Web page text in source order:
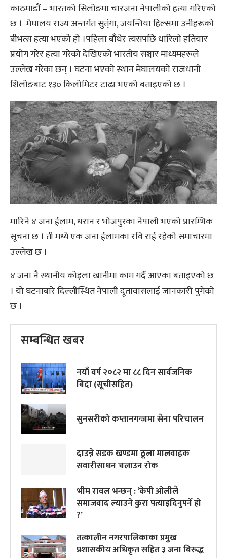
काठमाडौं–भारतको सिलोङमा चारजना नेपालीको हत्या गरिएको
छ । मेघालय राज्य अन्तर्गत सुत्ंगा, जयन्तिया हिल्समा उनीहरूकाे
बीभत्स हत्या भएको हो ।पहिला बाँधेर त्यसपछि धारिलो हतियार
प्रयोग गरेर हत्या गरेको देखिएको भारतीय सञ्चार माध्यमहरूले
उल्लेख गरेका छन् । घटना भएको स्थान मेघालयको राजधानी
शिलोङबाट १३० किलोमिटर टाढा भएको बताइएको छ ।
मारिने ४ जना ईलाम, धरान र भोजपुरका नेपाली भएको प्रारम्भिक
सूचना छ । ती मध्ये एक जना ईलामका रवि राई रहेकाे समाचारमा
उल्लेख छ ।
४ जना नै स्थानीय कोइला खानीमा काम गर्दै आएका बताइएको छ
। यो घटनाबारे दिल्लीस्थित नेपाली दूतावासलाई जानकारी पुगेको
छ ।
सम्बन्धित खबर
नयाँ वर्ष २०८२ मा ८८ दिन सार्वजनिक
बिदा (सूचीसहित)
सुनसरीको कप्तानगन्जमा सेना परिचालन
दाउन्ने सडक खण्डमा ठूला मालवाहक
सवारीसाधन चलाउन रोक
भीम रावल भन्छन् : ‘केपी ओलीले
समाजवाद ल्याउने कुरा पत्याइदिनुपर्ने हो
?’
तत्कालीन नगरपालिकाका प्रमुख
प्रशासकीय अधिकृत सहित ३ जना बिरुद्ध